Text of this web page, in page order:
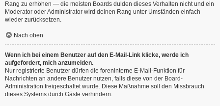
Rang zu erhöhen — die meisten Boards dulden dieses Verhalten nicht und ein
Moderator oder Administrator wird deinen Rang unter Umständen einfach
wieder zurücksetzen.
Nach oben
Wenn ich bei einem Benutzer auf den E-Mail-Link klicke, werde ich
aufgefordert, mich anzumelden.
Nur registrierte Benutzer dürfen die foreninterne E-Mail-Funktion für
Nachrichten an andere Benutzer nutzen, falls diese von der Board-
Administration freigeschaltet wurde. Diese Maßnahme soll den Missbrauch
dieses Systems durch Gäste verhindern.